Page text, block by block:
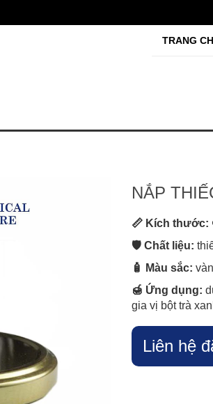
TRANG
NẮP
📏 Kích thước:
🛡️ Chất liệu:
🧴 Màu sắc:
🍯 Ứng dụng:
gia vị bột trà
Liên hệ